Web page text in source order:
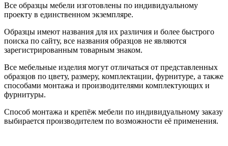
Все образцы мебели изготовлены по индивидуальному
проекту в единственном экземпляре.
Образцы имеют названия для их различия и более быстрого
поиска по сайту, все названия образцов не являются
зарегистрированным товарным знаком.
Все мебельные изделия могут отличаться от представленных
образцов по цвету, размеру, комплектации, фурнитуре, а также
способами монтажа и производителями комплектующих и
фурнитуры.
Способ монтажа и крепёж мебели по индивидуальному заказу
выбирается производителем по возможности её применения.